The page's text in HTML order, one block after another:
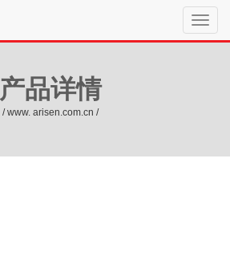
产品详情
/ www. arisen.com.cn /